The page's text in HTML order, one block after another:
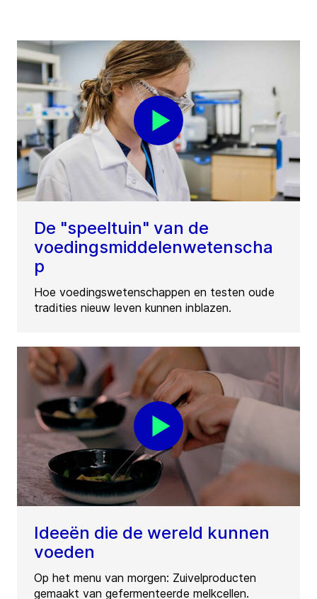
De "speeltuin" van de
voedingsmiddelenwetenscha
p
Hoe voedingswetenschappen en testen oude
tradities nieuw leven kunnen inblazen.
Ideeën die de wereld kunnen
voeden
Op het menu van morgen: Zuivelproducten
gemaakt van gefermenteerde melkcellen.